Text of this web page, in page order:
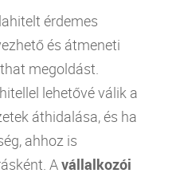
érdemes
és átmeneti
megoldást.
lehetővé válik a
áthidalása, és ha
ahhoz is
Avállalkozói